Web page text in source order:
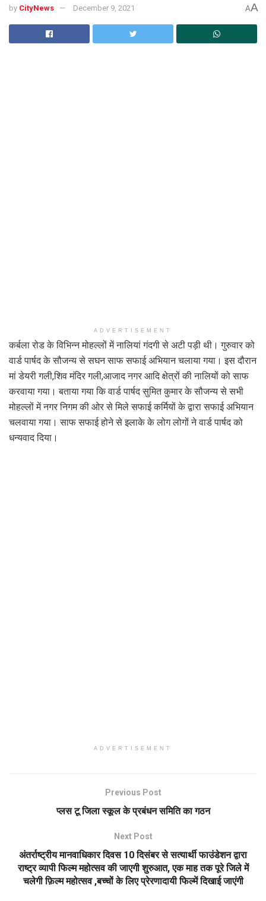
by CityNews December 9, 2021 AA
ADVERTISEMENT
कर्बला रोड के विभिन्न मोहल्लों में नालियां गंदगी से अटी पड़ी थी। गुरुवार को
वार्ड पार्षद के सौजन्य से सघन साफ सफाई अभियान चलाया गया। इस दौरान
मां डेयरी गली,शिव मंदिर गली,आजाद नगर आदि क्षेत्रों की नालियों को साफ
करवाया गया। बताया गया कि वार्ड पार्षद सुमित कुमार के सौजन्य से सभी
मोहल्लों में नगर निगम की ओर से मिले सफाई कर्मियों के द्वारा सफाई अभियान
चलवाया गया। साफ सफाई होने से इलाके के लोग लोगों ने वार्ड पार्षद को
धन्यवाद दिया।
ADVERTISEMENT
Previous Post
प्लस टू जिला स्कूल के प्रबंधन समिति का गठन
Next Post
अंतर्राष्ट्रीय मानवाधिकार दिवस 10 दिसंबर से सत्यार्थी फाउंडेशन द्वारा
राष्ट्र व्यापी फिल्म महोत्सव की जाएगी शुरुआत, एक माह तक पूरे जिले में
चलेगी फ़िल्म महोत्सव ,बच्चों के लिए प्रेरणादायी फिल्में दिखाई जाएंगी